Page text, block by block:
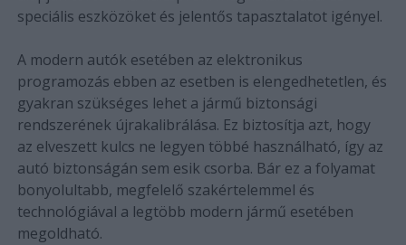
speciális eszközöket és jelentős tapasztalatot igényel.
A modern autók esetében az elektronikus
programozás ebben az esetben is elengedhetetlen, és
gyakran szükséges lehet a jármű biztonsági
rendszerének újrakalibrálása. Ez biztosítja azt, hogy
az elveszett kulcs ne legyen többé használható, így az
autó biztonságán sem esik csorba. Bár ez a folyamat
bonyolultabb, megfelelő szakértelemmel és
technológiával a legtöbb modern jármű esetében
megoldható.